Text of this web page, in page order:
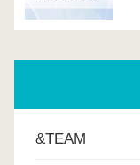
&TEAM